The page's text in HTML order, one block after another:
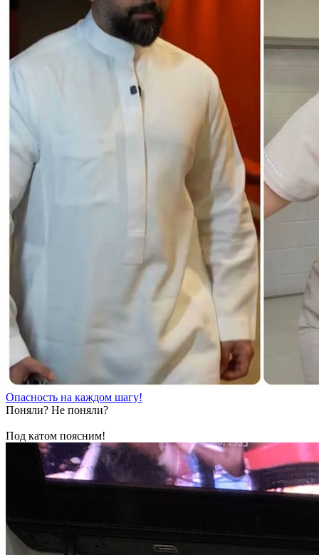
Опасность на каждом шагу!
Поняли? Не поняли?
Под катом поясним!